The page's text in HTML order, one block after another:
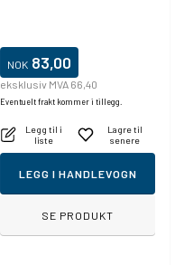
NOK 83,00
eksklusiv MVA 66,40
Eventuelt frakt kommer i tillegg.
Legg til i
liste
Lagre til
senere
LEGG I HANDLEVOGN
SE PRODUKT